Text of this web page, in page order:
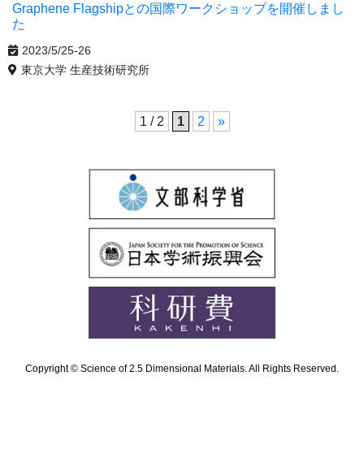
Graphene Flagshipとの国際ワークショップを開催しまし
た
2023/5/25-26
東京大学 生産技術研究所
1 / 2 1 2 »
Copyright © Science of 2.5 Dimensional Materials. All Rights Reserved.